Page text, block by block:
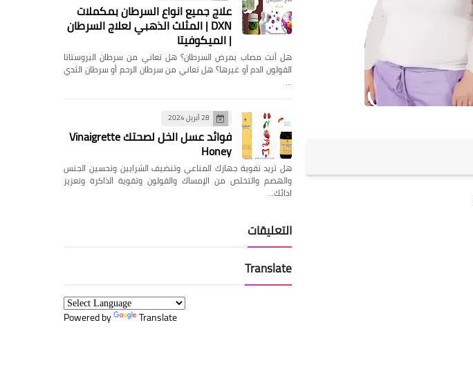
علاج جميع انواع السرطان بمكملات
DXN | المثلث الذهبي لعلاج السرطان
| الميكوفيتا
هل ‏أنت مصاب بمرض السرطان؟ هل تعاني من سرطان البروستاتا
القولون الدم أو غيرها؟ ‏هل تعاني من سرطان الرحم أو سرطان الثدي
…
28 أبريل 2024
فوائد عسل الخل لصحتك Vinaigrette
Honey
هل تريد تقوية جهازك المناعي وتنضيف الشرايين وتحسين الجنس
والهضم والتخلص من الإمساك والقولون وتقوية الذاكرة وتعزيز
ادائك…
التعليقات
Translate
Powered by Translate